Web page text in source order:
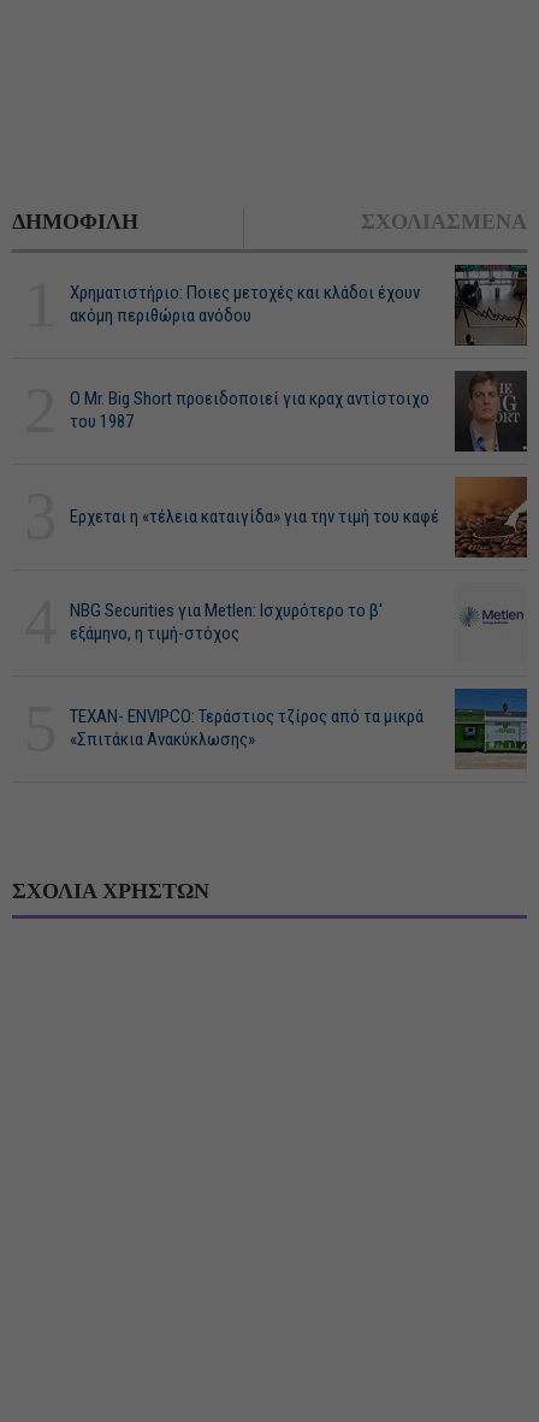
ΔΗΜΟΦΙΛΗ ΣΧΟΛΙΑΣΜΕΝΑ
Χρηματιστήριο: Ποιες μετοχές και κλάδοι έχουν
ακόμη περιθώρια ανόδου
O Mr. Big Short προειδοποιεί για κραχ αντίστοιχο
του 1987
Ερχεται η «τέλεια καταιγίδα» για την τιμή του καφέ
NBG Securities για Metlen: Ισχυρότερο το β'
εξάμηνο, η τιμή-στόχος
ΤΕΧΑΝ- ENVIPCO: Τεράστιος τζίρος από τα μικρά
«Σπιτάκια Ανακύκλωσης»
ΣΧΟΛΙΑ ΧΡΗΣΤΩΝ